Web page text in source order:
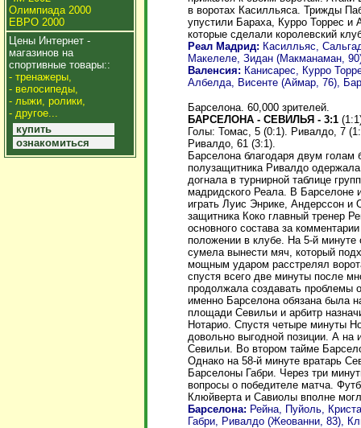
Олимпиада 2000
ЕВРО 2000
Цены Интернет -
магазинов на
спортивные товары::
- тренажеры,
- велосипеды,
- лыжи, ролики,
- другое...
купить
ознакомиться
в воротах Касилльяса. Трижды
упустили Бараха, Курро Торрес
которые сделали королевский
Реал Мадрид: Касилльяс,
Макелеле, Зидан (Макманаман,
Валенсия: Канисарес, Курро
Албелда, Висенте (Аймар, 76),
Барселона. 60,000 зрителей.
БАРСЕЛОНА - СЕВИЛЬЯ - 3:1
Голы: Томас, 5 (0:1). Ривалдо, 7
Ривалдо, 61 (3:1).
Барселона благодаря двум голам
полузащитника Ривалдо
догнала в турнирной таблице
мадридского Реала. В Барселоне
играть Луис Энрике, Андерссон и
защитника Коко главный тренер
основного состава за
положении в клубе. На 5-й минуте
сумела вынести мяч, который
мощным ударом расстрелял
спустя всего две минуты после
продолжала создавать проблемы
именно Барселона обязана была
площади Севильи и арбитр
Нотарио. Спустя четыре минуты
довольно выгодной позиции. А на
Севильи. Во втором тайме
Однако на 58-й минуте вратарь
Барселоны Габри. Через три
вопросы о победителе матча.
Клюйверта и Савиолы вполне
Барселона: Рейна, Пуйоль,
Габри, Ривалдо (Жеованни, 83),